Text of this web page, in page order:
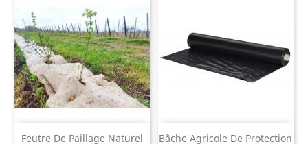
Feutre De Paillage Naturel
Bâche Agricole De Protection